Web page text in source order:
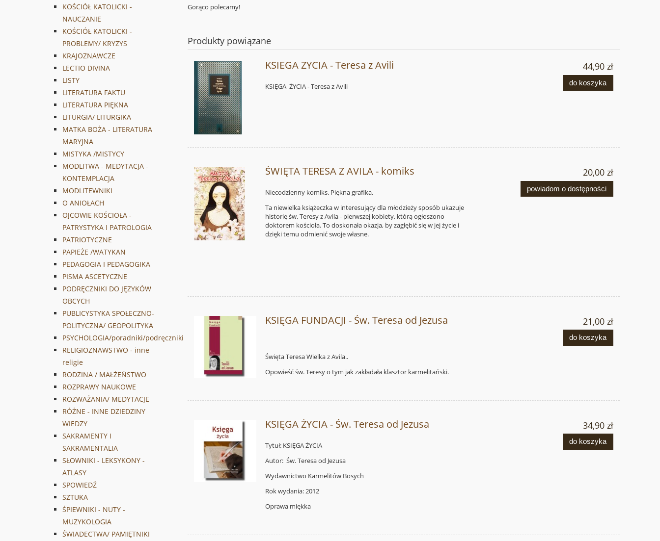
KOŚCIÓŁ KATOLICKI -
NAUCZANIE
KOŚCIÓŁ KATOLICKI -
PROBLEMY/ KRYZYS
KRAJOZNAWCZE
LECTIO DIVINA
LISTY
LITERATURA FAKTU
LITERATURA PIĘKNA
LITURGIA/ LITURGIKA
MATKA BOŻA - LITERATURA
MARYJNA
MISTYKA /MISTYCY
MODLITWA - MEDYTACJA -
KONTEMPLACJA
MODLITEWNIKI
O ANIOŁACH
OJCOWIE KOŚCIOŁA -
PATRYSTYKA I PATROLOGIA
PATRIOTYCZNE
PAPIEŻE /WATYKAN
PEDAGOGIA I PEDAGOGIKA
PISMA ASCETYCZNE
PODRĘCZNIKI DO JĘZYKÓW
OBCYCH
PUBLICYSTYKA SPOŁECZNO-
POLITYCZNA/ GEOPOLITYKA
PSYCHOLOGIA/poradniki/podręczniki
RELIGIOZNAWSTWO - inne
religie
RODZINA / MAŁŻEŃSTWO
ROZPRAWY NAUKOWE
ROZWAŻANIA/ MEDYTACJE
RÓŻNE - INNE DZIEDZINY
WIEDZY
SAKRAMENTY I
SAKRAMENTALIA
SŁOWNIKI - LEKSYKONY -
ATLASY
SPOWIEDŹ
SZTUKA
ŚPIEWNIKI - NUTY -
MUZYKOLOGIA
ŚWIADECTWA/ PAMIĘTNIKI
Gorąco polecamy!
Produkty powiązane
KSIEGA ZYCIA - Teresa z Avili
KSIĘGA ŻYCIA - Teresa z Avili
44,90 zł
do koszyka
ŚWIĘTA TERESA Z AVILA - komiks
Niecodzienny komiks. Piękna grafika.
Ta niewielka książeczka w interesujący dla młodzieży sposób ukazuje
historię św. Teresy z Avila - pierwszej kobiety, którą ogłoszono
doktorem kościoła. To doskonała okazja, by zagłębić się w jej życie i
dzięki temu odmienić swoje własne.
20,00 zł
powiadom o dostępności
KSIĘGA FUNDACJI - Św. Teresa od Jezusa
Święta Teresa Wielka z Avila..
Opowieść św. Teresy o tym jak zakładała klasztor karmelitański.
21,00 zł
do koszyka
KSIĘGA ŻYCIA - Św. Teresa od Jezusa
Tytuł: KSIĘGA ŻYCIA
Autor: Św. Teresa od Jezusa
Wydawnictwo Karmelitów Bosych
Rok wydania: 2012
Oprawa miękka
34,90 zł
do koszyka